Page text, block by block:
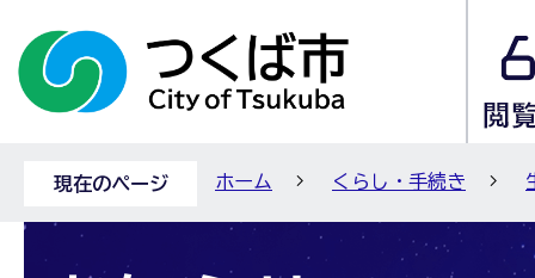
現在のページ ホーム くらし・手続き